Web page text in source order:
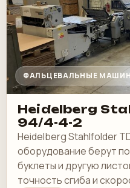
ФАЛЬЦЕВАЛЬНЫЕ
Heidelberg
94/4-4-2
Heidelberg Stahlfolder
оборудование берут
буклеты и другую
точность сгиба и